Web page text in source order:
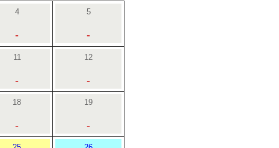
4
-
5
-
11
-
12
-
18
-
19
-